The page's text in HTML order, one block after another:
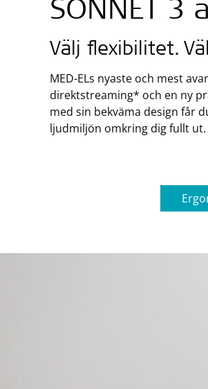
SONNET 3
Välj flexibilitet.
MED-ELs nyaste och mest
direktstreaming* och en ny
med sin bekväma design får
ljudmiljön omkring dig fullt ut.